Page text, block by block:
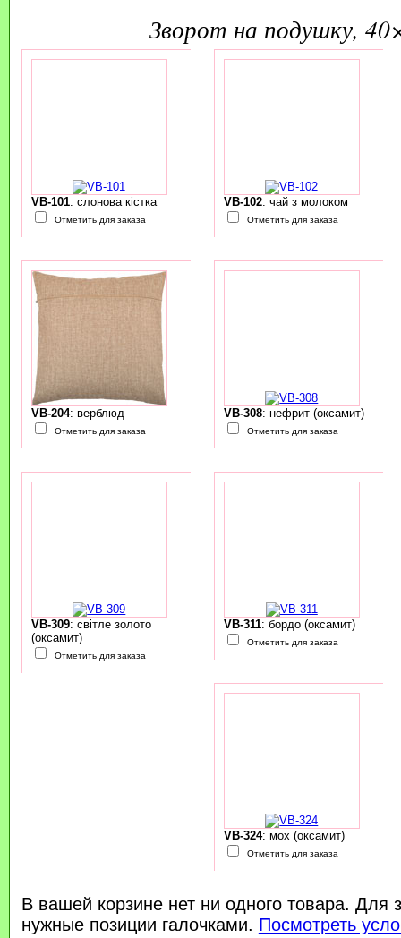
зворот на подушку,
VB-101: слонова кістка
Отметить для заказа
VB-102: чай з молоком
Отметить для заказа
VB-204: верблюд
Отметить для заказа
VB-308: нефрит (оксамит)
Отметить для заказа
VB-309: світле золото
(оксамит)
Отметить для заказа
VB-311: бордо (оксамит)
Отметить для заказа
VB-324: мох (оксамит)
Отметить для заказа
В вашей корзине нет ни одного товара. Для
нужные позиции галочками. Посмотреть